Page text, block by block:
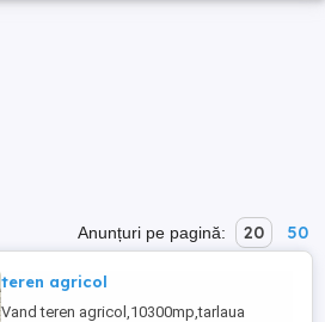
Anunțuri pe pagină: 20 50
teren agricol
Vand teren agricol,10300mp,tarlaua